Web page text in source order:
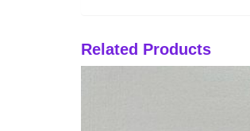
Related Products